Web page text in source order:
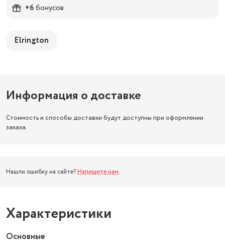
+6бонусов
Elrington
Информация о доставке
Стоимость и способы доставки будут доступны при оформлении
заказа.
Нашли ошибку на сайте? Напишите нам.
Характеристики
Основные